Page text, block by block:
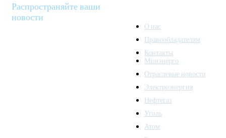
Распространяйте ваши
новости
О нас
Правообладателям
Контакты
Минэнерго
Отраслевые новости
Электроэнергия
Нефтегаз
Уголь
Атом